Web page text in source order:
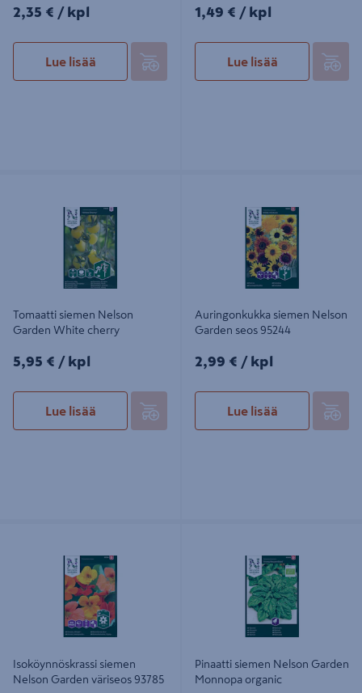
2,35€/kpl
2,35 € / kpl
Lue lisää
1,49€/kpl
1,49 € / kpl
Lue lisää
Tomaatti siemen Nelson
Garden White cherry
5,95€/kpl
5,95 € / kpl
Lue lisää
Auringonkukka siemen Nelson
Garden seos 95244
2,99€/kpl
2,99 € / kpl
Lue lisää
Isoköynnöskrassi siemen
Nelson Garden väriseos 93785
Pinaatti siemen Nelson Garden
Monnopa organic